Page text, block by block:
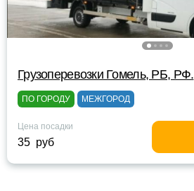
Грузоперевозки Гомель, РБ, РФ.
ПО ГОРОДУ МЕЖГОРОД
Цена посадки
35 руб